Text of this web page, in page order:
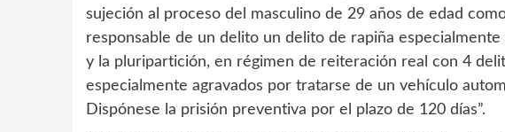
sujeción al proceso del masculino de 29 años de edad
responsable de un delito un delito de rapiña
y la pluripartición, en régimen de reiteración real con 4
especialmente agravados por tratarse de un vehículo
Dispónese la prisión preventiva por el plazo de 120 días”.